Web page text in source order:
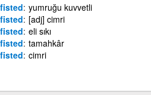
yumruğu kuvvetli
[adj] cimri
eli sıkı
tamahkâr
cimri